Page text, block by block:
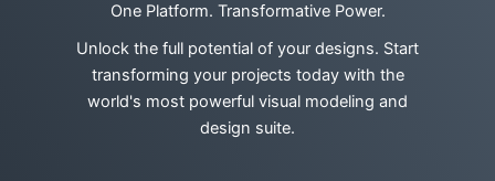
One Platform. Transformative Power.
Unlock the full potential of your designs. Start
transforming your projects today with the
world's most powerful visual modeling and
design suite.